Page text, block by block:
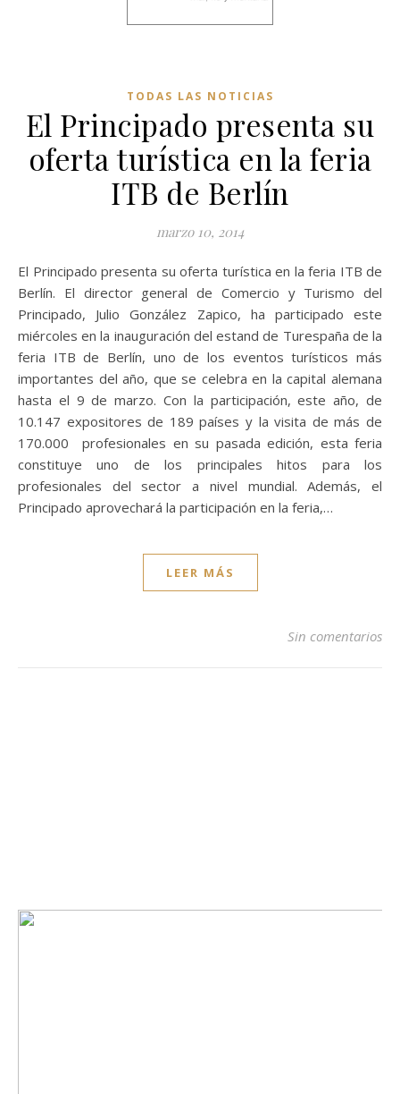
TODAS LAS NOTICIAS
El Principado presenta su
oferta turística en la feria
ITB de Berlín
marzo 10, 2014
El Principado presenta su oferta turística en la feria ITB de
Berlín. El director general de Comercio y Turismo del
Principado, Julio González Zapico, ha participado este
miércoles en la inauguración del estand de Turespaña de la
feria ITB de Berlín, uno de los eventos turísticos más
importantes del año, que se celebra en la capital alemana
hasta el 9 de marzo. Con la participación, este año, de
10.147 expositores de 189 países y la visita de más de
170.000 profesionales en su pasada edición, esta feria
constituye uno de los principales hitos para los
profesionales del sector a nivel mundial. Además, el
Principado aprovechará la participación en la feria,…
LEER MÁS
Sin comentarios